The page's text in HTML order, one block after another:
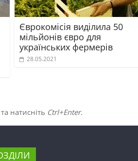
Єврокомісія виділила 50
мільйонів євро для
українських фермерів
28.05.2021
натисніть Ctrl+Enter.